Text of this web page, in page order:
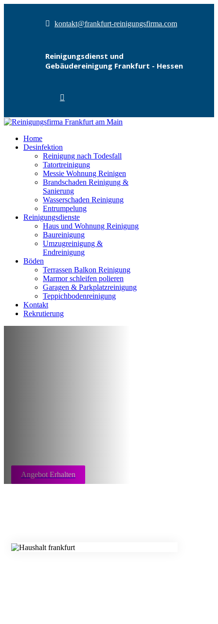
kontakt@frankfurt-reinigungsfirma.com
Reinigungsdienst und
Gebäudereinigung Frankfurt - Hessen
Home
Desinfektion
Reinigung nach Todesfall
Tatortreinigung
Messie Wohnung Reinigen
Brandschaden Reinigung &
Sanierung
Wasserschaden Reinigung
Entrumpelung
Reinigungsdienste
Haus und Wohnung Reinigung
Baureinigung
Umzugreinigung &
Endreinigung
Böden
Terrassen Balkon Reinigung
Marmor schleifen polieren
Garagen & Parkplatzreinigung
Teppichbodenreinigung
Kontakt
Rekrutierung
Angebot Erhalten